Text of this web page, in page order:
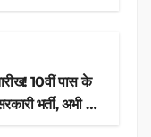
10वीं पास के
भर्ती, अभी करें